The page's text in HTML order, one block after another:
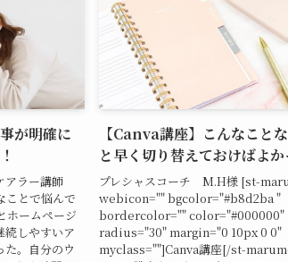
が明確に
アラー講師
とで悩んで
ホームページ
続しやすいア
た。自分のウ
【Canva講座】こんなこと
と早く切り替えておけばよか
プレシャスコーチ M.H様 [st-
webicon="" bgcolor="#b8d2ba "
bordercolor="" color="#000000"
radius="30" margin="0 10px 0 0"
myclass=""]Canva講座[/st-